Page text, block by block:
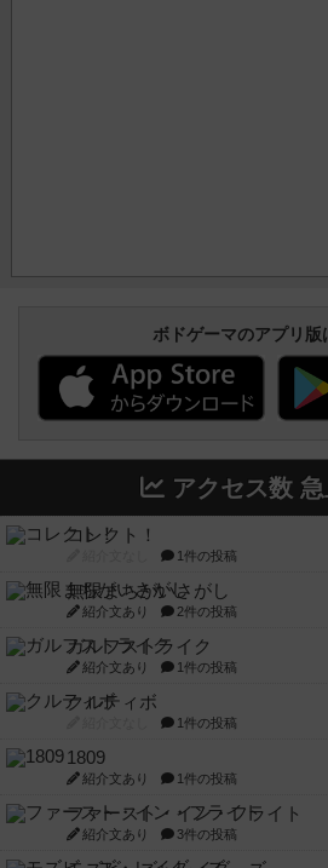
ボドゲーマのアプリ版
アクセス数
コレクト！
1件の投稿
無限まちがいさがし
紹介文あり 2件の投稿
ガルフストライク
紹介文あり 1件の投稿
クルティボ
1件の投稿
1809
紹介文あり 1件の投稿
ファースト・イン・フライト
紹介文あり 3件の投稿